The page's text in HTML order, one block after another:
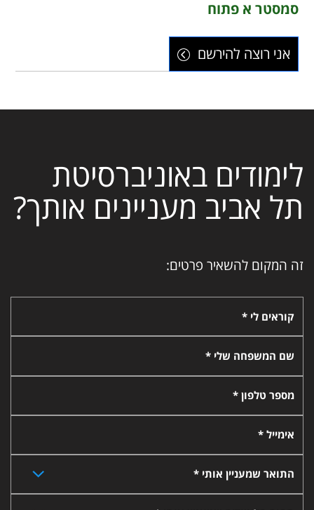
סמסטר א פתוח
אני רוצה להירשם
לימודים באוניברסיטת
תל אביב מעניינים אותך?
זה המקום להשאיר פרטים:
קוראים לי *
שם המשפחה שלי *
מספר טלפון *
אימייל *
התואר שמעניין אותי *